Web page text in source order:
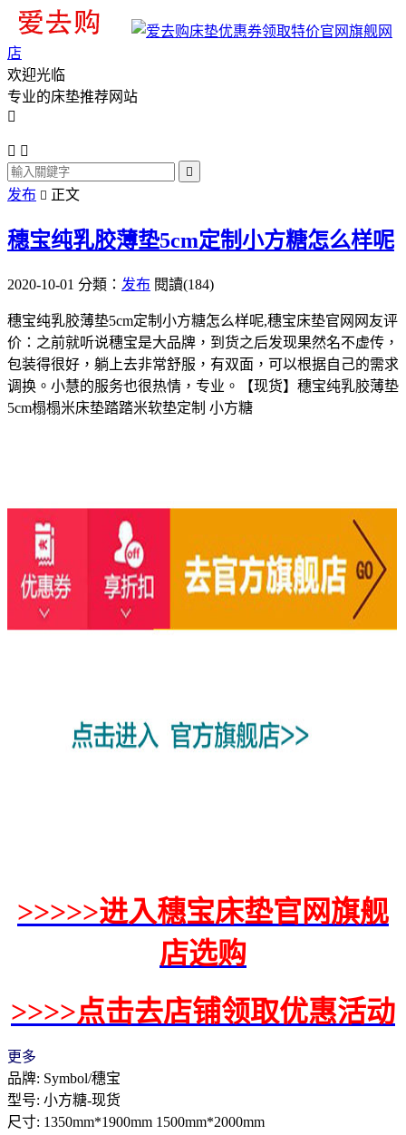
旗舰网
店
欢迎光临
专业的床垫推荐网站

 

发布  正文
穗宝纯乳胶薄垫5cm定制小方糖怎么样呢
2020-10-01 分類： 发布 閱讀(184)
穗宝纯乳胶薄垫5cm定制小方糖怎么样呢,穗宝床垫官网网友评
价：之前就听说穗宝是大品牌，到货之后发现果然名不虚传，
包装得很好，躺上去非常舒服，有双面，可以根据自己的需求
调换。小慧的服务也很热情，专业。【现货】穗宝纯乳胶薄垫
5cm榻榻米床垫踏踏米软垫定制 小方糖
>>>>>进入穗宝床垫官网旗舰
店选购
>>>>点击去店铺领取优惠活动
更多
品牌: Symbol/穗宝
型号: 小方糖-现货
尺寸: 1350mm*1900mm 1500mm*2000mm